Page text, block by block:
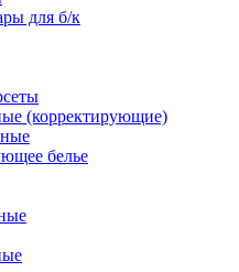
для б/к
(корректирующие)
белье